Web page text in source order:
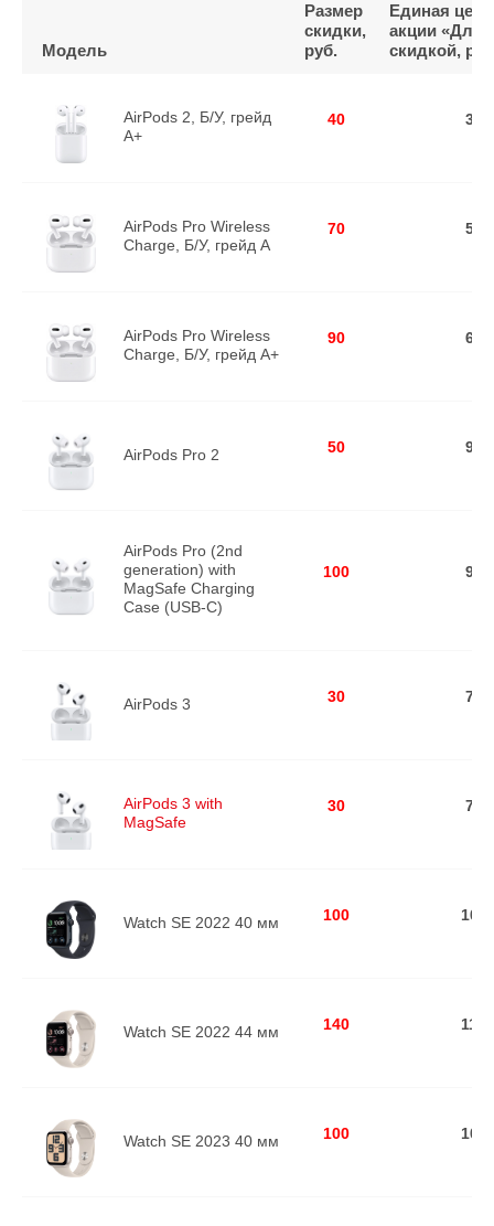
Модель
Размер
скидки,
руб.
Единая
акции «Для
скидкой,
AirPods 2, Б/У, грейд
A+
40 379
AirPods Pro Wireless
Charge, Б/У, грейд A
70 579
AirPods Pro Wireless
Charge, Б/У, грейд A+
90 609
AirPods Pro 2 50 909
AirPods Pro (2nd
generation) with
MagSafe Charging
Case (USB‑C)
100 999
AirPods 3 30 729
AirPods 3 with
MagSafe
30 729
Watch SE 2022 40 мм 100
Watch SE 2022 44 мм 140 1159
Watch SE 2023 40 мм 100